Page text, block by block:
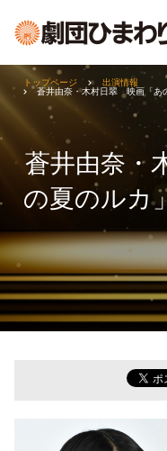
蒼井由奈・
の夏のルカ
トップページ
出演情報
蒼井由奈・木村日翠 映画「あ